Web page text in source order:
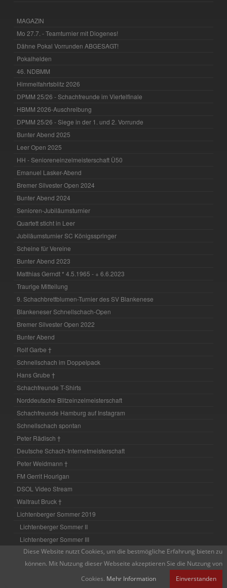
MAGAZIN
Mo 27.7. - Teamturnier mit Diogenes!
Dähne Pokal Vorrunden ABGESAGT!
Pokalhelden
46. NDBMM
Himmelfahrtsblitz 2026
DPMM 25/26 - Schachfreunde im Viertelfinale
HBMM 2026-Auschreibung
DPMM 25/26 - Siege in der 1. und 2. Vorrunde
Bunter Abend 2025
Leer Open 2025
HH - Senioreneinzelmeisterschaft Ü50
Emanuel Lasker-Abend
Bremer Silvester Open 2024
Bunter Abend 2024
Senioren-Jubiläumsturnier
Quartett sticht in Leer
Jubiläumsturnier SC Königsspringer
Scheine für Vereine
Bunter Abend 2023
Matthias Gerndt * 4.5.1965 - + 6.6.2023
Traurige Mitteilung
9. Schachbrettblumen-Turnier des SV Blankenese
Blankeneser Schnellschach-Open
Bremer Silvester Open 2022
Bunter Abend
Rolf Garbe †
Schnellschach im Doppelpack
Hans Grube †
Schachfreunde T-Shirts
Norddeutsche Blitzeinzelmeisterschaft
Schachfreunde Hamburg auf Instagram
Schnellschach spontan
Peter Rädisch †
Deutsche Schach-Internetmeisterschaft
Peter Weidmann †
FM Gerrit Hourigan
DSOL Video Stream
Waltraut Bruck †
Lichtenberger Sommer 2019
Lichtenberger Sommer II
Lichtenberger Sommer III
Lichtenberger Sommer IV
Lichtenberger Sommer V
Lichtenberger Sommer VI
Diese Website nutzt Cookies, um die bestmögliche Erfahrung bieten zu
können. Mit Nutzung dieser Webseite akzeptieren Sie die Nutzung von
Cookies. Mehr Information Einverstanden